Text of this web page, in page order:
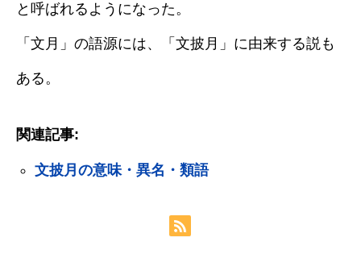
と呼ばれるようになった。
「文月」の語源には、「文披月」に由来する説も
ある。
関連記事:
文披月の意味・異名・類語